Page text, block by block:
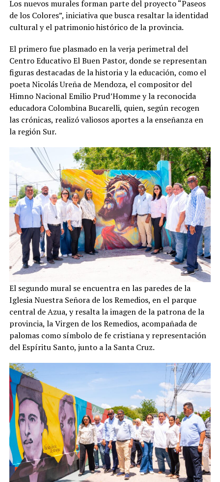
Los nuevos murales forman parte del proyecto “Paseos
de los Colores”, iniciativa que busca resaltar la identidad
cultural y el patrimonio histórico de la provincia.
El primero fue plasmado en la verja perimetral del
Centro Educativo El Buen Pastor, donde se representan
figuras destacadas de la historia y la educación, como el
poeta Nicolás Ureña de Mendoza, el compositor del
Himno Nacional Emilio Prud’Homme y la reconocida
educadora Colombina Bucarelli, quien, según recogen
las crónicas, realizó valiosos aportes a la enseñanza en
la región Sur.
El segundo mural se encuentra en las paredes de la
Iglesia Nuestra Señora de los Remedios, en el parque
central de Azua, y resalta la imagen de la patrona de la
provincia, la Virgen de los Remedios, acompañada de
palomas como símbolo de fe cristiana y representación
del Espíritu Santo, junto a la Santa Cruz.